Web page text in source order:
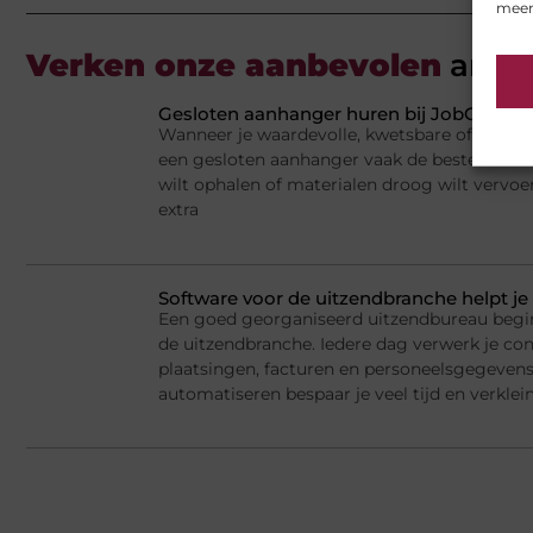
Verken onze aanbevolen
Gesloten aanhanger huren bij JobCar:
Wanneer je waardevolle, kwetsbare of
een gesloten aanhanger vaak de beste
wilt ophalen of materialen droog wilt
extra
Software voor de uitzendbranche helpt
Een goed georganiseerd uitzendbureau
de uitzendbranche. Iedere dag verwerk je
plaatsingen, facturen en
automatiseren bespaar je veel tijd en